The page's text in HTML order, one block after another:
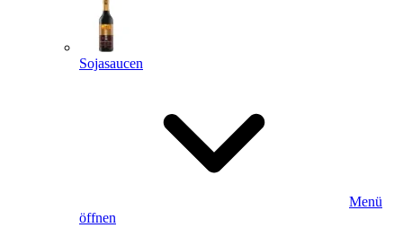
Sojasaucen
Menü
öffnen